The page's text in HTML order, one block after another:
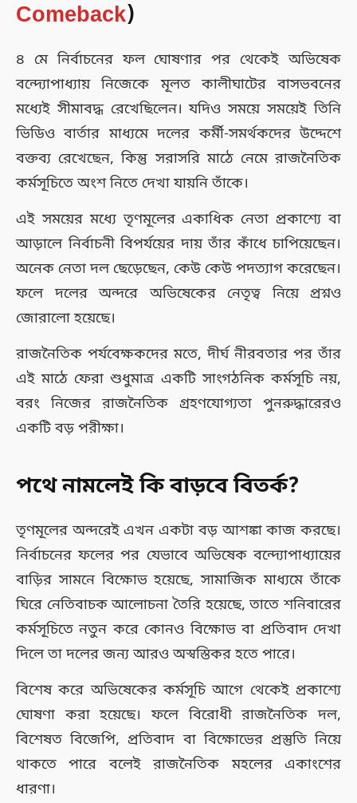
Comeback)
৪ মে নির্বাচনের ফল ঘোষণার পর থেকেই অভিষেক
বন্দ্যোপাধ্যায় নিজেকে মূলত কালীঘাটের বাসভবনের
মধ্যেই সীমাবদ্ধ রেখেছিলেন। যদিও সময়ে সময়েই তিনি
ভিডিও বার্তার মাধ্যমে দলের কর্মী-সমর্থকদের উদ্দেশে
বক্তব্য রেখেছেন, কিন্তু সরাসরি মাঠে নেমে রাজনৈতিক
কর্মসূচিতে অংশ নিতে দেখা যায়নি তাঁকে।
এই সময়ের মধ্যে তৃণমূলের একাধিক নেতা প্রকাশ্যে বা
আড়ালে নির্বাচনী বিপর্যয়ের দায় তাঁর কাঁধে চাপিয়েছেন।
অনেক নেতা দল ছেড়েছেন, কেউ কেউ পদত্যাগ করেছেন।
ফলে দলের অন্দরে অভিষেকের নেতৃত্ব নিয়ে প্রশ্নও
জোরালো হয়েছে।
রাজনৈতিক পর্যবেক্ষকদের মতে, দীর্ঘ নীরবতার পর তাঁর
এই মাঠে ফেরা শুধুমাত্র একটি সাংগঠনিক কর্মসূচি নয়,
বরং নিজের রাজনৈতিক গ্রহণযোগ্যতা পুনরুদ্ধারেরও
একটি বড় পরীক্ষা।
পথে নামলেই কি বাড়বে বিতর্ক?
তৃণমূলের অন্দরেই এখন একটা বড় আশঙ্কা কাজ করছে।
নির্বাচনের ফলের পর যেভাবে অভিষেক বন্দ্যোপাধ্যায়ের
বাড়ির সামনে বিক্ষোভ হয়েছে, সামাজিক মাধ্যমে তাঁকে
ঘিরে নেতিবাচক আলোচনা তৈরি হয়েছে, তাতে শনিবারের
কর্মসূচিতে নতুন করে কোনও বিক্ষোভ বা প্রতিবাদ দেখা
দিলে তা দলের জন্য আরও অস্বস্তিকর হতে পারে।
বিশেষ করে অভিষেকের কর্মসূচি আগে থেকেই প্রকাশ্যে
ঘোষণা করা হয়েছে। ফলে বিরোধী রাজনৈতিক দল,
বিশেষত বিজেপি, প্রতিবাদ বা বিক্ষোভের প্রস্তুতি নিয়ে
থাকতে পারে বলেই রাজনৈতিক মহলের একাংশের
ধারণা।